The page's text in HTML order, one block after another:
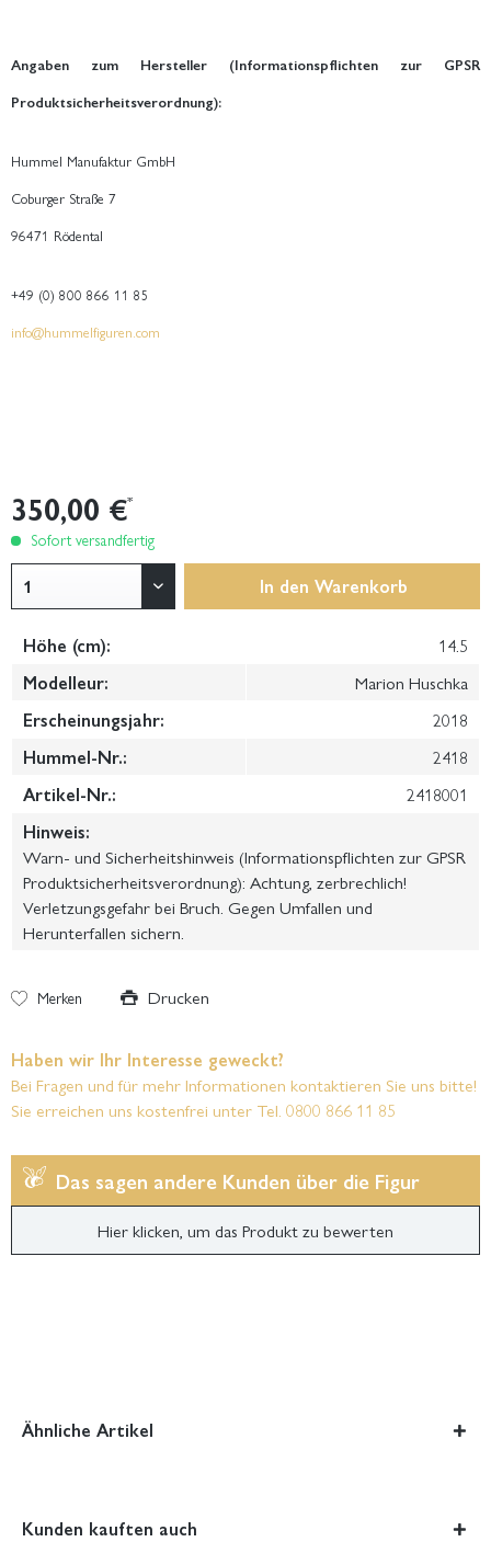
Angaben zum Hersteller (Informationspflichten zur GPSR
Produktsicherheitsverordnung):
Hummel Manufaktur GmbH
Coburger Straße 7
96471 Rödental
+49 (0) 800 866 11 85
info@hummelfiguren.com
350,00 €*
Sofort versandfertig
In den Warenkorb
Höhe (cm):
14.5
Modelleur:
Marion Huschka
Erscheinungsjahr:
2018
Hummel-Nr.:
2418
Artikel-Nr.:
2418001
Hinweis:
Warn- und Sicherheitshinweis (Informationspflichten zur GPSR
Produktsicherheitsverordnung): Achtung, zerbrechlich!
Verletzungsgefahr bei Bruch. Gegen Umfallen und
Herunterfallen sichern.
Merken Drucken
Haben wir Ihr Interesse geweckt?
Bei Fragen und für mehr Informationen kontaktieren Sie uns bitte!
Sie erreichen uns kostenfrei unter Tel. 0800 866 11 85
Das sagen andere Kunden über die Figur
Hier klicken, um das Produkt zu bewerten
Ähnliche Artikel
Kunden kauften auch